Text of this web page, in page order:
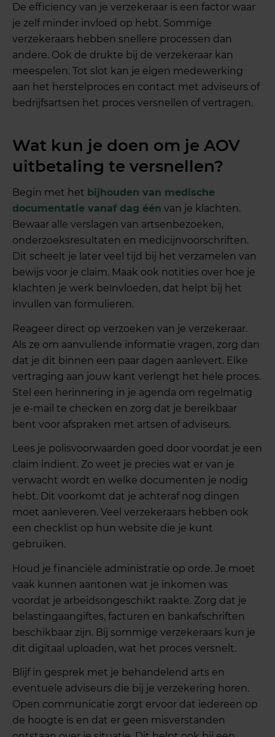
De efficiency van je verzekeraar is een factor waar
je zelf minder invloed op hebt. Sommige
verzekeraars hebben snellere processen dan
andere. Ook de drukte bij de verzekeraar kan
meespelen. Tot slot kan je eigen medewerking
aan het herstelproces en contact met adviseurs of
bedrijfsartsen het proces versnellen of vertragen.
Wat kun je doen om je AOV
uitbetaling te versnellen?
Begin met het bijhouden van medische
documentatie vanaf dag één van je klachten.
Bewaar alle verslagen van artsenbezoeken,
onderzoeksresultaten en medicijnvoorschriften.
Dit scheelt je later veel tijd bij het verzamelen van
bewijs voor je claim. Maak ook notities over hoe je
klachten je werk beïnvloeden, dat helpt bij het
invullen van formulieren.
Reageer direct op verzoeken van je verzekeraar.
Als ze om aanvullende informatie vragen, zorg dan
dat je dit binnen een paar dagen aanlevert. Elke
vertraging aan jouw kant verlengt het hele proces.
Stel een herinnering in je agenda om regelmatig
je e-mail te checken en zorg dat je bereikbaar
bent voor afspraken met artsen of adviseurs.
Lees je polisvoorwaarden goed door voordat je een
claim indient. Zo weet je precies wat er van je
verwacht wordt en welke documenten je nodig
hebt. Dit voorkomt dat je achteraf nog dingen
moet aanleveren. Veel verzekeraars hebben ook
een checklist op hun website die je kunt
gebruiken.
Houd je financiële administratie op orde. Je moet
vaak kunnen aantonen wat je inkomen was
voordat je arbeidsongeschikt raakte. Zorg dat je
belastingaangiftes, facturen en bankafschriften
beschikbaar zijn. Bij sommige verzekeraars kun je
dit digitaal uploaden, wat het proces versnelt.
Blijf in gesprek met je behandelend arts en
eventuele adviseurs die bij je verzekering horen.
Open communicatie zorgt ervoor dat iedereen op
de hoogte is en dat er geen misverstanden